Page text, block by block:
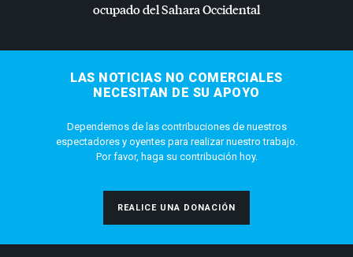
ocupado del Sahara Occidental
LAS NOTICIAS NO COMERCIALES
NECESITAN DE SU APOYO
Dependemos de las contribuciones de nuestros
espectadores y oyentes para realizar nuestro trabajo.
Por favor, haga su contribución hoy.
REALICE UNA DONACIÓN